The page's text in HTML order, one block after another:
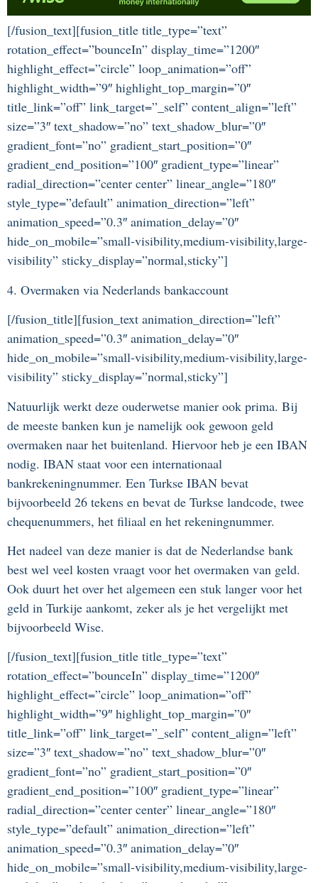
[/fusion_text][fusion_title title_type=”text”
rotation_effect=”bounceIn” display_time=”1200″
highlight_effect=”circle” loop_animation=”off”
highlight_width=”9″ highlight_top_margin=”0″
title_link=”off” link_target=”_self” content_align=”left”
size=”3″ text_shadow=”no” text_shadow_blur=”0″
gradient_font=”no” gradient_start_position=”0″
gradient_end_position=”100″ gradient_type=”linear”
radial_direction=”center center” linear_angle=”180″
style_type=”default” animation_direction=”left”
animation_speed=”0.3″ animation_delay=”0″
hide_on_mobile=”small-visibility,medium-visibility,large-
visibility” sticky_display=”normal,sticky”]
4. Overmaken via Nederlands bankaccount
[/fusion_title][fusion_text animation_direction=”left”
animation_speed=”0.3″ animation_delay=”0″
hide_on_mobile=”small-visibility,medium-visibility,large-
visibility” sticky_display=”normal,sticky”]
Natuurlijk werkt deze ouderwetse manier ook prima. Bij
de meeste banken kun je namelijk ook gewoon geld
overmaken naar het buitenland. Hiervoor heb je een IBAN
nodig. IBAN staat voor een internationaal
bankrekeningnummer. Een Turkse IBAN bevat
bijvoorbeeld 26 tekens en bevat de Turkse landcode, twee
chequenummers, het filiaal en het rekeningnummer.
Het nadeel van deze manier is dat de Nederlandse bank
best wel veel kosten vraagt voor het overmaken van geld.
Ook duurt het over het algemeen een stuk langer voor het
geld in Turkije aankomt, zeker als je het vergelijkt met
bijvoorbeeld Wise.
[/fusion_text][fusion_title title_type=”text”
rotation_effect=”bounceIn” display_time=”1200″
highlight_effect=”circle” loop_animation=”off”
highlight_width=”9″ highlight_top_margin=”0″
title_link=”off” link_target=”_self” content_align=”left”
size=”3″ text_shadow=”no” text_shadow_blur=”0″
gradient_font=”no” gradient_start_position=”0″
gradient_end_position=”100″ gradient_type=”linear”
radial_direction=”center center” linear_angle=”180″
style_type=”default” animation_direction=”left”
animation_speed=”0.3″ animation_delay=”0″
hide_on_mobile=”small-visibility,medium-visibility,large-